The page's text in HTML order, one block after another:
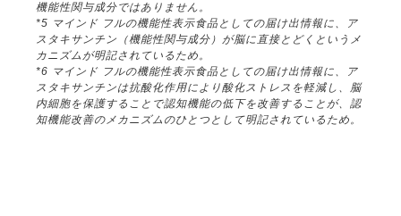
機能性関与成分ではありません。
*5 マインド フルの機能性表示食品としての届け出情報に、ア
スタキサンチン（機能性関与成分）が脳に直接とどくというメ
カニズムが明記されているため。
*6 マインド フルの機能性表示食品としての届け出情報に、ア
スタキサンチンは抗酸化作用により酸化ストレスを軽減し、脳
内細胞を保護することで認知機能の低下を改善することが、認
知機能改善のメカニズムのひとつとして明記されているため。